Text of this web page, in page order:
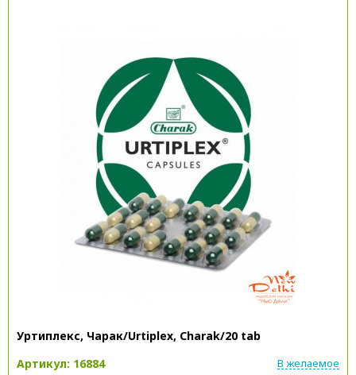
Уртиплекс, Чарак/Urtiplex, Charak/20 tab
Артикул: 16884
В желаемое